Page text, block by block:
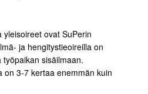
ovat SuPerin
ja hengitystieoireilla on
sisäilmaan.
on 3-7 kertaa enemmän kuin